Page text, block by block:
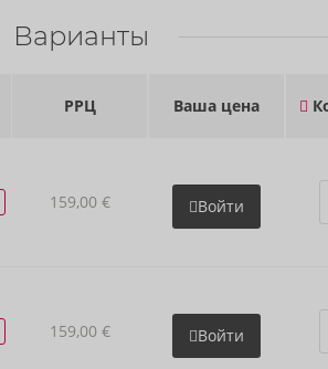
Варианты
РРЦ Ваша цена
159,00 € Войти
159,00 € Войти